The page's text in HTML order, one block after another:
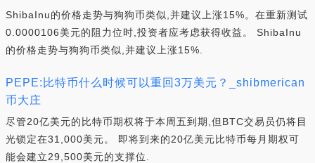
ShibaInu的价格走势与狗狗币类似,并建议上涨15%。在重新测试
0.0000106美元的阻力位时,投资者应考虑获得收益。 ShibaInu
的价格走势与狗狗币类似,并建议上涨15%.
PEPE:比特币什么时候可以重回3万美元？_shibmerican
币大庄
尽管20亿美元的比特币期权将于本周五到期,但BTC交易员仍将目
光锁定在31,000美元。 即将到来的20亿美元比特币每月期权可
能会建立29,500美元的支撑位.